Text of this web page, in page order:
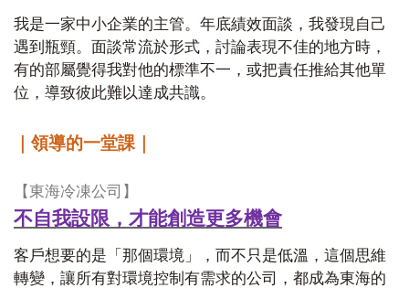
我是一家中小企業的主管。年底績效面談，我發現自己
遇到瓶頸。面談常流於形式，討論表現不佳的地方時，
有的部屬覺得我對他的標準不一，或把責任推給其他單
位，導致彼此難以達成共識。
｜領導的一堂課｜
【東海冷凍公司】
不自我設限，才能創造更多機會
客戶想要的是「那個環境」，而不只是低溫，這個思維
轉變，讓所有對環境控制有需求的公司，都成為東海的